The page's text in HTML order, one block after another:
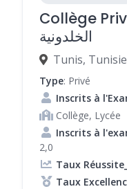
Collège
الخلدونية
Tunis, Tunisie
Type: Privé
Inscrits à
Collège, Lycée
Inscrits à
2,0
Taux
Taux